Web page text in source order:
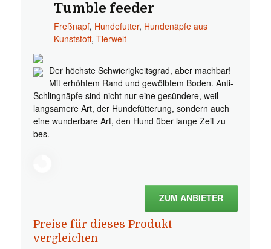
Tumble feeder
Freßnapf, Hundefutter, Hundenäpfe aus
Kunststoff, Tierwelt
Der höchste Schwierigkeitsgrad, aber machbar!
Mit erhöhtem Rand und gewölbtem Boden. Anti-
Schlingnäpfe sind nicht nur eine gesündere, weil
langsamere Art, der Hundefütterung, sondern auch
eine wunderbare Art, den Hund über lange Zeit zu
bes.
ZUM ANBIETER
Preise für dieses Produkt
vergleichen